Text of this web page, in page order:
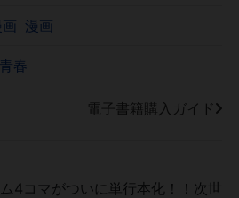
漫画
青春
電子書籍購入ガイド
4コマがついに単行本化！！次世